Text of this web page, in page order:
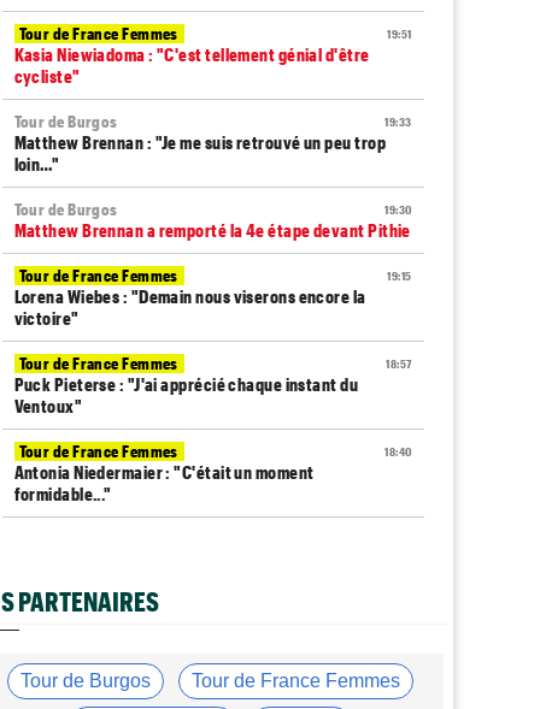
19:51
Tour de France Femmes
Kasia Niewiadoma : "C'est tellement génial d'être
cycliste"
19:33
Tour de Burgos
Matthew Brennan : "Je me suis retrouvé un peu trop
loin…"
19:30
Tour de Burgos
Matthew Brennan a remporté la 4e étape devant Pithie
19:15
Tour de France Femmes
Lorena Wiebes : "Demain nous viserons encore la
victoire"
18:57
Tour de France Femmes
Puck Pieterse : "J'ai apprécié chaque instant du
Ventoux"
18:40
Tour de France Femmes
Antonia Niedermaier : "C'était un moment
formidable..."
Tour de Pologne
trop tôt"
PARTENAIRES
Tour de Burgos Tour de France Femmes